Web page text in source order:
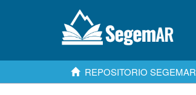
REPOSITORIO SEGEMAR